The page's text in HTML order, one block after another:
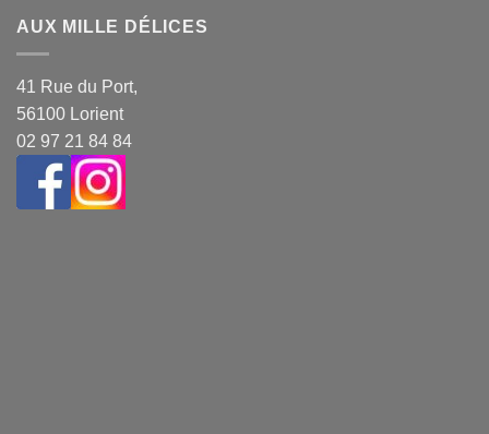
AUX MILLE DÉLICES
41 Rue du Port,
56100 Lorient
02 97 21 84 84